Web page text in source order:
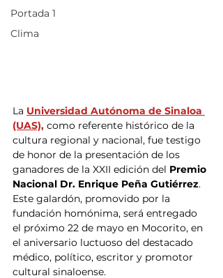
Portada 1
Clima
La Universidad Autónoma de Sinaloa
(UAS), como referente histórico de la
cultura regional y nacional, fue testigo
de honor de la presentación de los
ganadores de la XXII edición del Premio
Nacional Dr. Enrique Peña Gutiérrez.
Este galardón, promovido por la
fundación homónima, será entregado
el próximo 22 de mayo en Mocorito, en
el aniversario luctuoso del destacado
médico, político, escritor y promotor
cultural sinaloense.